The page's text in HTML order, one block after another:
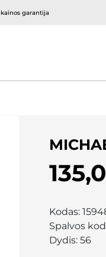
garantija
Kodas:
Spalvos
Dydis: 56